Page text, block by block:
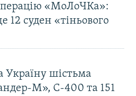
«МоЛоЧКа»:
12 суден «тіньового
Україну шістьма
М», С-400 та 151